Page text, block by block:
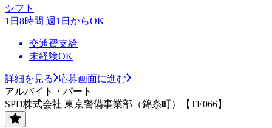
シフト
1日8時間 週1日からOK
交通費支給
未経験OK
詳細を見る
応募画面に進む
アルバイト・パート
SPD株式会社 東京警備事業部（錦糸町）【TE066】